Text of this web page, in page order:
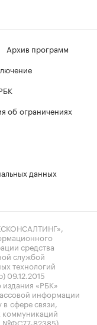
Архив программ
об ограничениях
данных
средства
службой
технологий
09.12.2015
«РБК»
информации
сфере связи,
№ФС77-82385)